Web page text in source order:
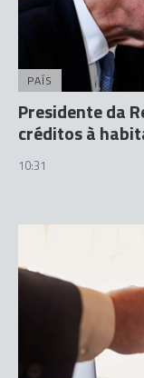
PAÍS
Presidente da
créditos à
10:31